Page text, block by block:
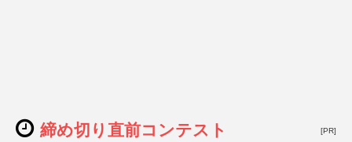
締め切り直前コンテスト [PR]